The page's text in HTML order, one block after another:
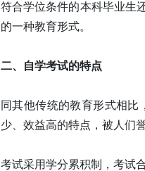
符合学位条件的本科毕业生
的一种教育形式。
二、自学考试的特点
同其他传统的教育形式相
少、效益高的特点，被人们
考试采用学分累积制，考试